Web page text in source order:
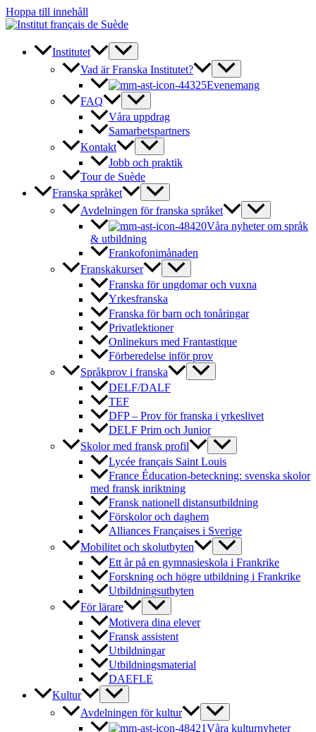
Hoppa till innehåll
Institutet
Vad är Franska Institutet?
Evenemang
FAQ
Våra uppdrag
Samarbetspartners
Kontakt
Jobb och praktik
Tour de Suède
Franska språket
Avdelningen för franska språket
Våra nyheter om språk
& utbildning
Frankofonimånaden
Franskakurser
Franska för ungdomar och vuxna
Yrkesfranska
Franska för barn och tonåringar
Privatlektioner
Onlinekurs med Frantastique
Förberedelse inför prov
Språkprov i franska
DELF/DALF
TEF
DFP – Prov för franska i yrkeslivet
DELF Prim och Junior
Skolor med fransk profil
Lycée français Saint Louis
France Éducation-beteckning: svenska skolor
med fransk inriktning
Fransk nationell distansutbildning
Förskolor och daghem
Alliances Françaises i Sverige
Mobilitet och skolutbyten
Ett år på en gymnasieskola i Frankrike
Forskning och högre utbildning i Frankrike
Utbildningsutbyten
För lärare
Motivera dina elever
Fransk assistent
Utbildningar
Utbildningsmaterial
DAEFLE
Kultur
Avdelningen för kultur
Våra kulturnyheter